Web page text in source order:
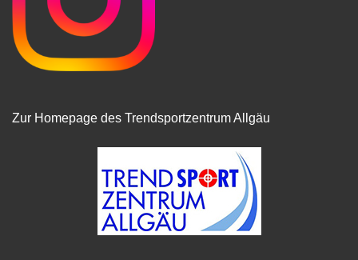
Zur Homepage des Trendsportzentrum Allgäu